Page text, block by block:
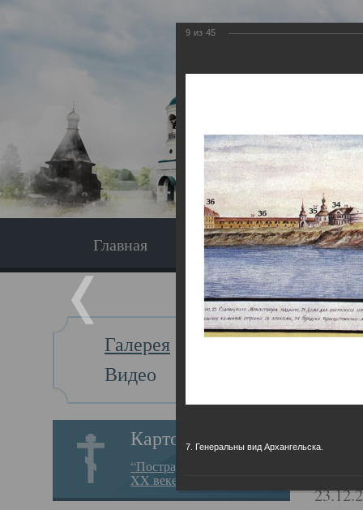
Главная Экскурсия
Галерея
Видео
Картотека
“Пострадавшие за веру в
XX веке на Севере”
Главная
9 из 45
7. Генеральны вид Архангельска.